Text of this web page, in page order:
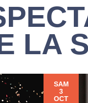
LA
SAM
3
OCT